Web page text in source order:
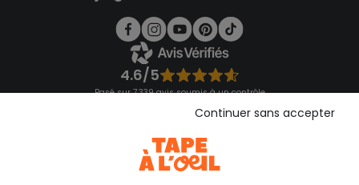
4.6/5
Basé sur 7 339 avis soumis à un contrôle
Consulter les CGUContinuer sans accepter